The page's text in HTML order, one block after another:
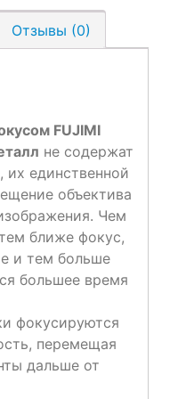
Отзывы (0)
FUJIMI
не содержат
их единственной
объектива
Чем
ближе фокус,
и тем больше
большее время
фокусируются
перемещая
дальше от